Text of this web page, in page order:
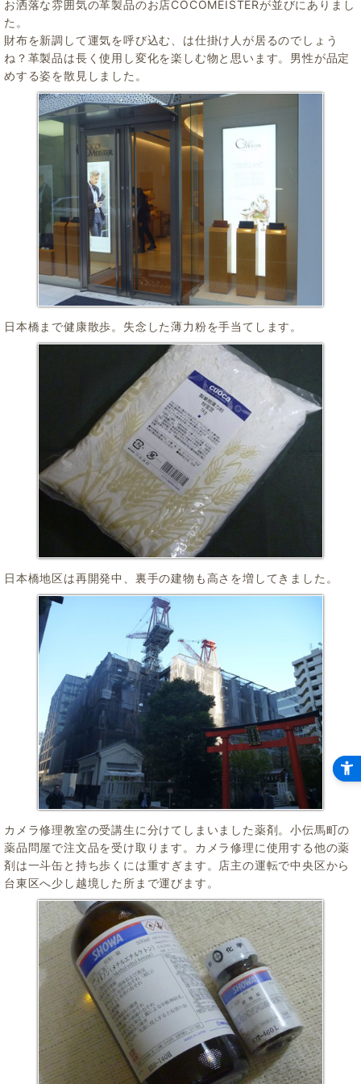
お洒落な雰囲気の革製品のお店COCOMEISTERが並びにありまし
た。
財布を新調して運気を呼び込む、は仕掛け人が居るのでしょう
ね？革製品は長く使用し変化を楽しむ物と思います。男性が品定
めする姿を散見しました。
日本橋まで健康散歩。失念した薄力粉を手当てします。
日本橋地区は再開発中、裏手の建物も高さを増してきました。
カメラ修理教室の受講生に分けてしまいました薬剤。小伝馬町の
薬品問屋で注文品を受け取ります。カメラ修理に使用する他の薬
剤は一斗缶と持ち歩くには重すぎます。店主の運転で中央区から
台東区へ少し越境した所まで運びます。